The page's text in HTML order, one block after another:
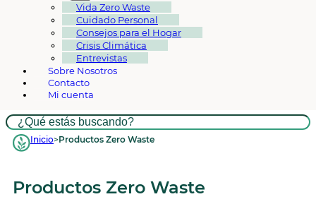
Vida Zero Waste
Cuidado Personal
Consejos para el Hogar
Crisis Climática
Entrevistas
Sobre Nosotros
Contacto
Mi cuenta
Buscar
Inicio>Productos Zero Waste
Productos Zero Waste